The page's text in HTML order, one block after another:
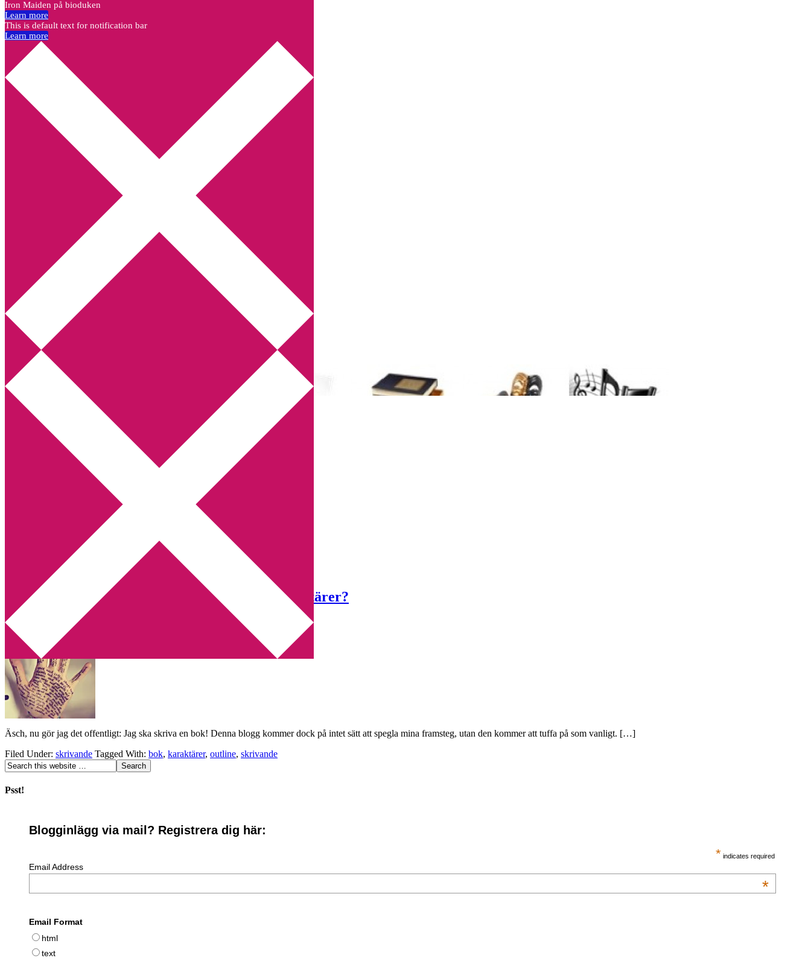
Annikas litteratur- och kulturblogg
Deckare, kriminalromaner, thrillers
Hem
Boktolva
Författarfemman
Kontakt
Webbshop Amazon
Utskriftscentralen
Min tv-blogg
You are here:Home Archives for outline
Hur går man tillväga när man ska namnge karaktärer?
2013-07-20 Annika
Äsch, nu gör jag det offentligt: Jag ska skriva en bok! Denna blogg kommer dock på intet sätt att spegla mina framsteg, utan den kommer att tuffa på som vanligt. […]
Filed Under: skrivande Tagged With: bok, karaktärer, outline, skrivande
Psst!
Blogginlägg via mail? Registrera dig här:
* indicates required
Email Address
*
Email Format
html
text
Iron Maiden på bioduken
Learn more
This is default text for notification bar
Learn more